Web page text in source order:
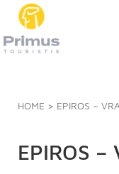
HOME > EPIROS –
EPIROS –